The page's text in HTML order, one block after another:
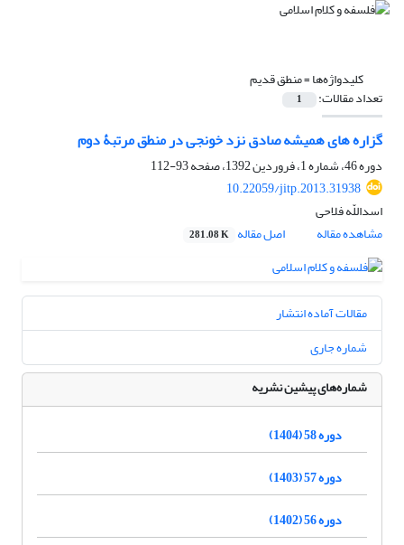
کلیدواژه‌ها =منطق قدیم
تعداد مقالات: 1
گزاره های همیشه صادق نزد خونجی در منطق مرتبۀ دوم
دوره 46، شماره 1، فروردین 1392، صفحه
93-112
10.22059/jitp.2013.31938
اسداللّه فلاحی
مشاهده مقاله
اصل مقاله 281.08 K
مقالات آماده انتشار
شماره جاری
شماره‌های پیشین نشریه
دوره 58 (1404)
دوره 57 (1403)
دوره 56 (1402)